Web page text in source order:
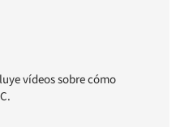
vídeos sobre cómo